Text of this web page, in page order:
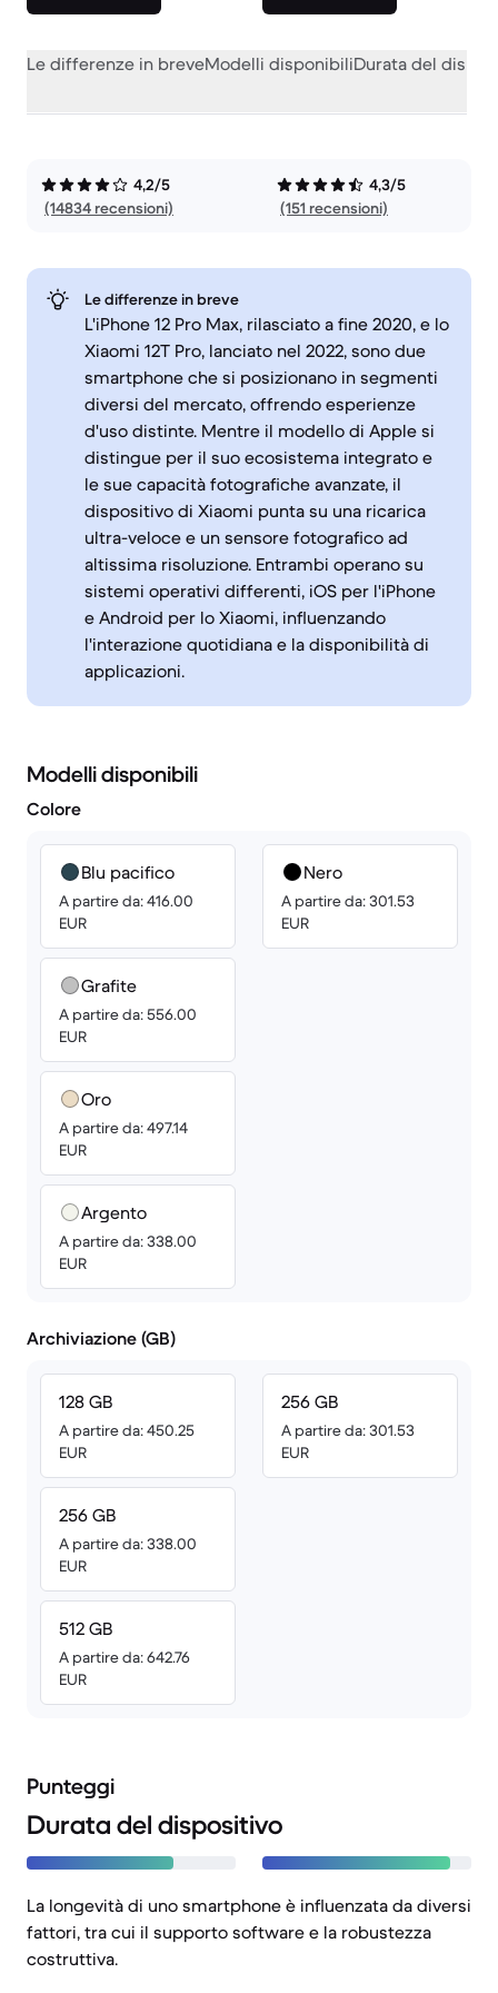
Le differenze in breveModelli disponibiliDurata del
4,2/5
(14834 recensioni)
4,3/5
(151 recensioni)
Le differenze in breve
L'iPhone 12 Pro Max, rilasciato a fine 2020, e lo
Xiaomi 12T Pro, lanciato nel 2022, sono due
smartphone che si posizionano in segmenti
diversi del mercato, offrendo esperienze
d'uso distinte. Mentre il modello di Apple si
distingue per il suo ecosistema integrato e
le sue capacità fotografiche avanzate, il
dispositivo di Xiaomi punta su una ricarica
ultra-veloce e un sensore fotografico ad
altissima risoluzione. Entrambi operano su
sistemi operativi differenti, iOS per l'iPhone
e Android per lo Xiaomi, influenzando
l'interazione quotidiana e la disponibilità di
applicazioni.
Modelli disponibili
Colore
Blu pacifico
A partire da: 416.00
EUR
Grafite
A partire da: 556.00
EUR
Oro
A partire da: 497.14
EUR
Argento
A partire da: 338.00
EUR
Nero
A partire da: 301.53
EUR
Archiviazione (GB)
128 GB
A partire da: 450.25
EUR
256 GB
A partire da: 338.00
EUR
512 GB
A partire da: 642.76
EUR
256 GB
A partire da: 301.53
EUR
Punteggi
Durata del dispositivo
La longevità di uno smartphone è influenzata da diversi
fattori, tra cui il supporto software e la robustezza
costruttiva.